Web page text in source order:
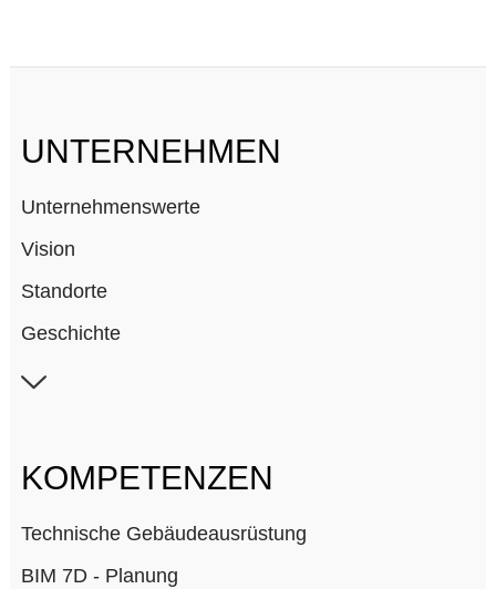
UNTERNEHMEN
Unternehmenswerte
Vision
Standorte
Geschichte
Mitgliedschaften
KOMPETENZEN
Technische Gebäudeausrüstung
BIM 7D - Planung